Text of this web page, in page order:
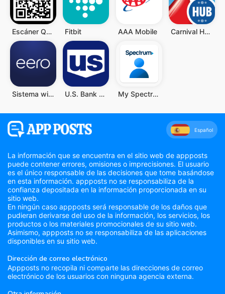
Escáner QR y Código de Barras Fitbit AAA Mobile Carnival HUB
Sistema wifi doméstico eero U.S. Bank Mobile Banking My Spectrum
Español
La información que se encuentra en el sitio web de appposts
puede contener errores, omisiones o imprecisiones. El usuario
es el único responsable de las decisiones que tome basándose
en esta información. appposts no se responsabiliza de la
confianza depositada en la información proporcionada en su
sitio web.
En ningún caso appposts será responsable de los daños que
pudieran derivarse del uso de la información, los servicios, los
productos o los materiales promocionales de su sitio web.
Asimismo, appposts no se responsabiliza de las aplicaciones
disponibles en su sitio web.
Dirección de correo electrónico
Appposts no recopila ni comparte las direcciones de correo
electrónico de los usuarios con ninguna agencia externa.